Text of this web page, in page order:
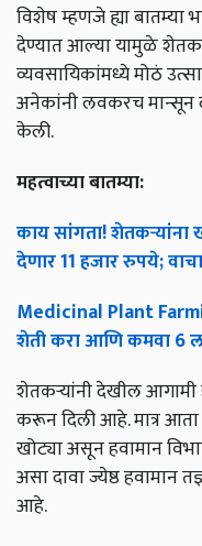
विशेष म्हणजे ह्या बातम्या
देण्यात आल्या यामुळे
व्यवसायिकांमध्ये मोठं
अनेकांनी लवकरच मान्सून
केली.
महत्वाच्या बातम्या:
काय सांगता! शेतकऱ्यांना
देणार 11 हजार रुपये; वाचा
Medicinal Plant
शेती करा आणि कमवा 6
शेतकऱ्यांनी देखील
करून दिली आहे. मात्र आता
खोट्या असून हवामान
असा दावा ज्येष्ठ हवामान
आहे.